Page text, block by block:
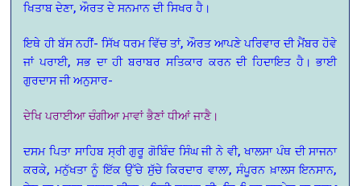
ਖਿਤਾਬ ਦੇਣਾ, ਔਰਤ ਦੇ ਸਨਮਾਨ ਦੀ ਸਿਖਰ ਹੈ।
ਇਥੇ ਹੀ ਬੱਸ ਨਹੀਂ- ਸਿੱਖ ਧਰਮ ਵਿੱਚ ਤਾਂ, ਔਰਤ ਆਪਣੇ ਪਰਿਵਾਰ ਦੀ ਮੈਂਬਰ ਹੋਵੇ
ਜਾਂ ਪਰਾਈ, ਸਭ ਦਾ ਹੀ ਬਰਾਬਰ ਸਤਿਕਾਰ ਕਰਨ ਦੀ ਹਿਦਾਇਤ ਹੈ। ਭਾਈ
ਗੁਰਦਾਸ ਜੀ ਅਨੁਸਾਰ-
ਦੇਖਿ ਪਰਾਈਆ ਚੰਗੀਆ ਮਾਵਾਂ ਭੈਣਾਂ ਧੀਆਂ ਜਾਣੈ।
ਦਸਮ ਪਿਤਾ ਸਾਹਿਬ ਸ੍ਰੀ ਗੁਰੂ ਗੋਬਿੰਦ ਸਿੰਘ ਜੀ ਨੇ ਵੀ, ਖਾਲਸਾ ਪੰਥ ਦੀ ਸਾਜਨਾ
ਕਰਕੇ, ਮਨੁੱਖਤਾ ਨੂੰ ਇੱਕ ਉੱਚੇ ਸੁੱਚੇ ਕਿਰਦਾਰ ਵਾਲਾ, ਸੰਪੂਰਨ ਖ਼ਾਲਸ ਇਨਸਾਨ,